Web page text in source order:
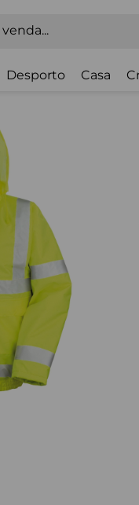
Desporto Casa